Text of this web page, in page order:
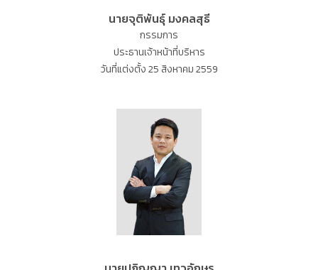
นายจุติพันธุ์ มงคลสุธี
กรรมการ
ประธานเจ้าหน้าที่บริหาร
วันที่แต่งตั้ง 25 สิงหาคม 2559